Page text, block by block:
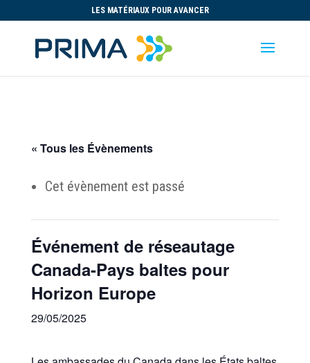
LES MATÉRIAUX POUR AVANCER
« Tous les Évènements
Cet évènement est passé
Événement de réseautage
Canada-Pays baltes pour
Horizon Europe
29/05/2025